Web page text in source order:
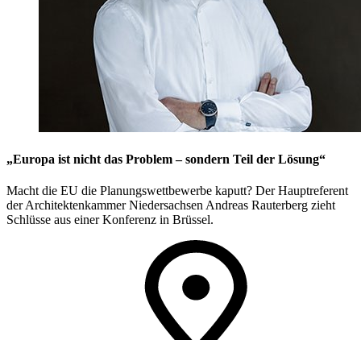
„Europa ist nicht das Problem – sondern Teil der Lösung“
Macht die EU die Planungswettbewerbe kaputt? Der Hauptreferent
der Architektenkammer Niedersachsen Andreas Rauterberg zieht
Schlüsse aus einer Konferenz in Brüssel.